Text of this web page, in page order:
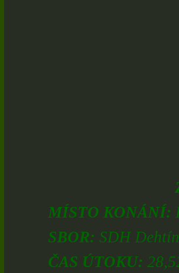
MÍSTO KONÁNÍ:
SBOR: SDH Dehtín
ČAS ÚTOKU: